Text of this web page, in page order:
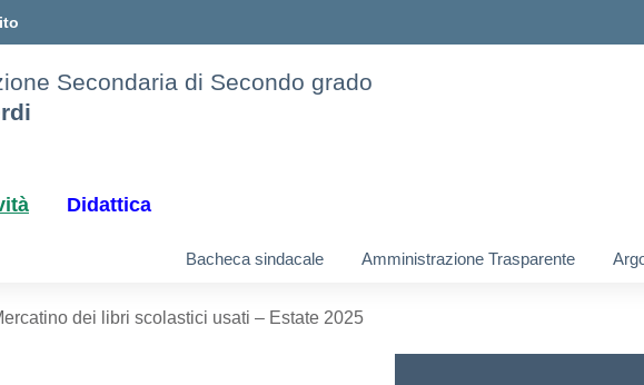
Secondaria di Secondo grado
Didattica
Bacheca sindacale Amministrazione Trasparente
dei libri scolastici usati – Estate 2025